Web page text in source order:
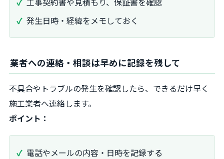
発生日時・経緯をメモしておく
業者への連絡・相談は早めに記録を残して
不具合やトラブルの発生を確認したら、できるだけ早く
施工業者へ連絡します。
ポイント：
電話やメールの内容・日時を記録する